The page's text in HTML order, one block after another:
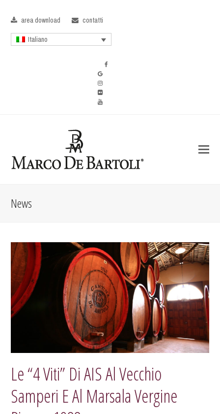
area download contatti
Italiano
News
Le “4 Viti” Di AIS Al Vecchio
Samperi E Al Marsala Vergine